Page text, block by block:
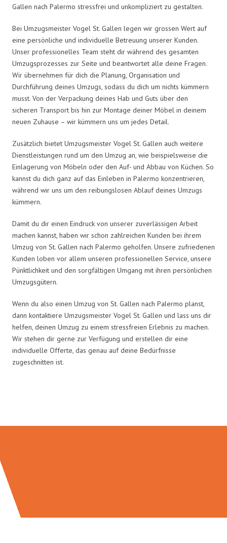
Gallen nach Palermo stressfrei und unkompliziert zu gestalten.
Bei Umzugsmeister Vogel St. Gallen legen wir grossen Wert auf
eine persönliche und individuelle Betreuung unserer Kunden.
Unser professionelles Team steht dir während des gesamten
Umzugsprozesses zur Seite und beantwortet alle deine Fragen.
Wir übernehmen für dich die Planung, Organisation und
Durchführung deines Umzugs, sodass du dich um nichts kümmern
musst. Von der Verpackung deines Hab und Guts über den
sicheren Transport bis hin zur Montage deiner Möbel in deinem
neuen Zuhause – wir kümmern uns um jedes Detail.
Zusätzlich bietet Umzugsmeister Vogel St. Gallen auch weitere
Dienstleistungen rund um den Umzug an, wie beispielsweise die
Einlagerung von Möbeln oder den Auf- und Abbau von Küchen. So
kannst du dich ganz auf das Einleben in Palermo konzentrieren,
während wir uns um den reibungslosen Ablauf deines Umzugs
kümmern.
Damit du dir einen Eindruck von unserer zuverlässigen Arbeit
machen kannst, haben wir schon zahlreichen Kunden bei ihrem
Umzug von St. Gallen nach Palermo geholfen. Unsere zufriedenen
Kunden loben vor allem unseren professionellen Service, unsere
Pünktlichkeit und den sorgfältigen Umgang mit ihren persönlichen
Umzugsgütern.
Wenn du also einen Umzug von St. Gallen nach Palermo planst,
dann kontaktiere Umzugsmeister Vogel St. Gallen und lass uns dir
helfen, deinen Umzug zu einem stressfreien Erlebnis zu machen.
Wir stehen dir gerne zur Verfügung und erstellen dir eine
individuelle Offerte, das genau auf deine Bedürfnisse
zugeschnitten ist.